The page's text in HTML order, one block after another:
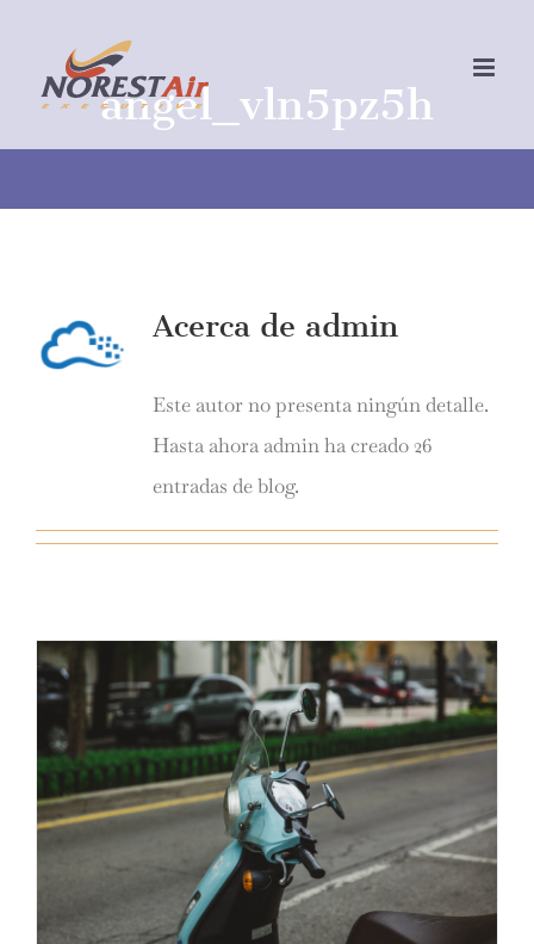
contenido angel_vln5pz5h
Acerca de admin
Este autor no presenta ningún detalle.
Hasta ahora admin ha creado 26
entradas de blog.